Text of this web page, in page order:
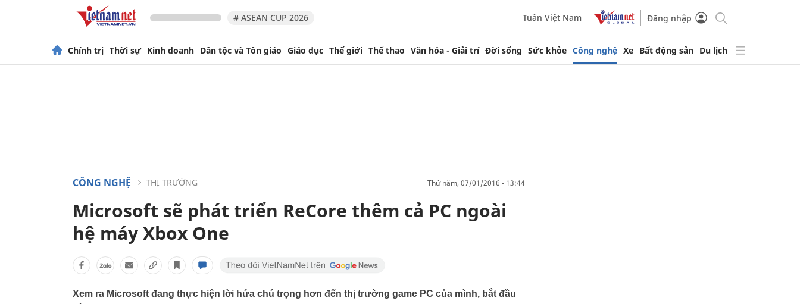
# ASEAN CUP 2026 Tuần Việt Nam Đăng nhập
Chính trị Thời sự Kinh doanh Dân tộc và Tôn giáo Giáo dục Thế giới Thể thao Văn hóa - Giải trí Đời sống Sức khỏe Công nghệ Xe Bất động sản Du lịch
CÔNG NGHỆ THỊ TRƯỜNG thứ năm, 07/01/2016 - 13:44
Microsoft sẽ phát triển ReCore thêm cả PC ngoài
hệ máy Xbox One
Xem ra Microsoft đang thực hiện lời hứa chú trọng hơn đến thị trường game PC của mình, bắt đầu